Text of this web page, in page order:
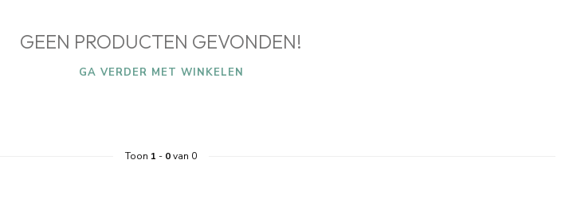
GEEN PRODUCTEN GEVONDEN!
GA VERDER MET WINKELEN
Toon 1 - 0van 0